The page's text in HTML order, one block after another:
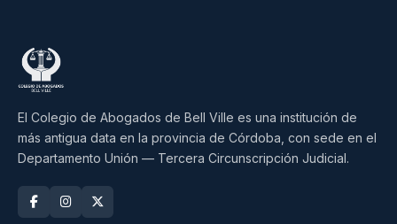
El Colegio de Abogados de Bell Ville es una institución de
más antigua data en la provincia de Córdoba, con sede en el
Departamento Unión — Tercera Circunscripción Judicial.